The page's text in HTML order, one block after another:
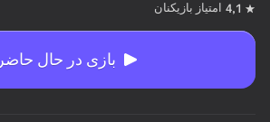
4,1 امتیاز بازیکنان
بازی در حال حاضر